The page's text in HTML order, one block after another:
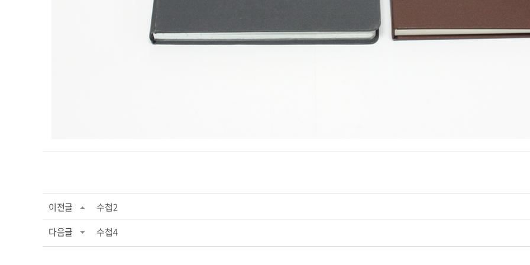
이전글
수첩2
다음글
수첩4